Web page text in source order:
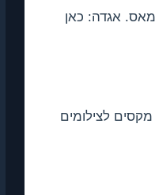
אגדה: כאן
לצילומים